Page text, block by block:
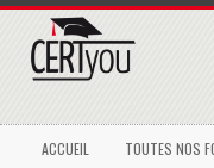
ACCUEIL TOUTES NOS